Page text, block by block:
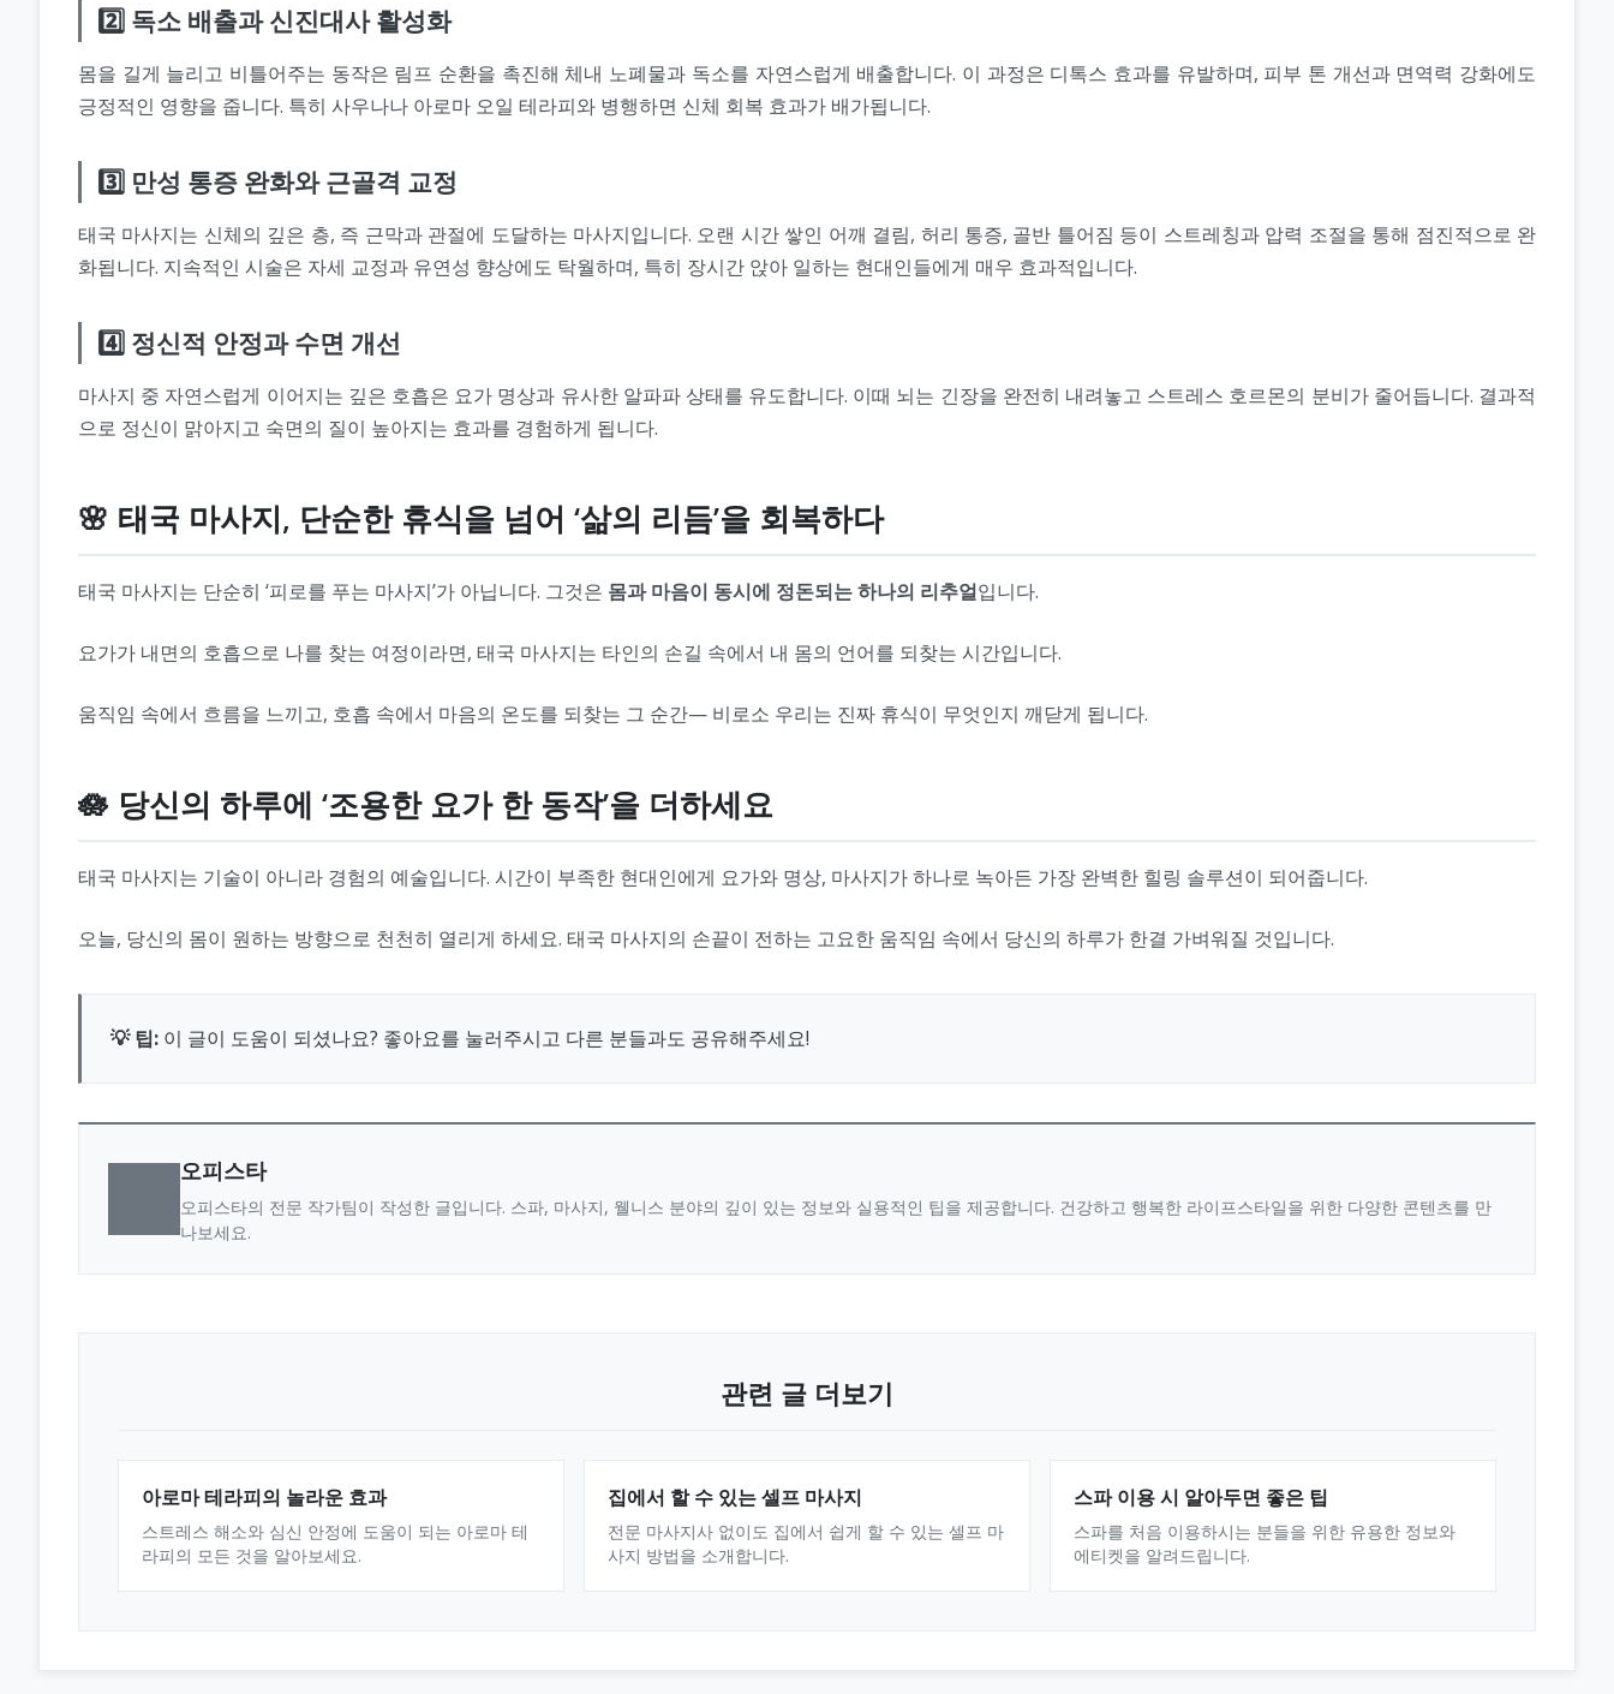
2️⃣ 독소 배출과 신진대사 활성화
몸을 길게 늘리고 비틀어주는 동작은 림프 순환을 촉진해 체내 노폐물과 독소를 자연스럽게 배출합니다. 이 과정은 디톡스 효과를 유발하며, 피부 톤 개선과 면역력 강화에도
긍정적인 영향을 줍니다. 특히 사우나나 아로마 오일 테라피와 병행하면 신체 회복 효과가 배가됩니다.
3️⃣ 만성 통증 완화와 근골격 교정
태국 마사지는 신체의 깊은 층, 즉 근막과 관절에 도달하는 마사지입니다. 오랜 시간 쌓인 어깨 결림, 허리 통증, 골반 틀어짐 등이 스트레칭과 압력 조절을 통해 점진적으로 완
화됩니다. 지속적인 시술은 자세 교정과 유연성 향상에도 탁월하며, 특히 장시간 앉아 일하는 현대인들에게 매우 효과적입니다.
4️⃣ 정신적 안정과 수면 개선
마사지 중 자연스럽게 이어지는 깊은 호흡은 요가 명상과 유사한 알파파 상태를 유도합니다. 이때 뇌는 긴장을 완전히 내려놓고 스트레스 호르몬의 분비가 줄어듭니다. 결과적
으로 정신이 맑아지고 숙면의 질이 높아지는 효과를 경험하게 됩니다.
🌸 태국 마사지, 단순한 휴식을 넘어 ‘삶의 리듬’을 회복하다
태국 마사지는 단순히 ‘피로를 푸는 마사지’가 아닙니다. 그것은 몸과 마음이 동시에 정돈되는 하나의 리추얼입니다.
요가가 내면의 호흡으로 나를 찾는 여정이라면, 태국 마사지는 타인의 손길 속에서 내 몸의 언어를 되찾는 시간입니다.
움직임 속에서 흐름을 느끼고, 호흡 속에서 마음의 온도를 되찾는 그 순간— 비로소 우리는 진짜 휴식이 무엇인지 깨닫게 됩니다.
🪷 당신의 하루에 ‘조용한 요가 한 동작’을 더하세요
태국 마사지는 기술이 아니라 경험의 예술입니다. 시간이 부족한 현대인에게 요가와 명상, 마사지가 하나로 녹아든 가장 완벽한 힐링 솔루션이 되어줍니다.
오늘, 당신의 몸이 원하는 방향으로 천천히 열리게 하세요. 태국 마사지의 손끝이 전하는 고요한 움직임 속에서 당신의 하루가 한결 가벼워질 것입니다.
💡 팁: 이 글이 도움이 되셨나요? 좋아요를 눌러주시고 다른 분들과도 공유해주세요!
오피스타
오피스타의 전문 작가팀이 작성한 글입니다. 스파, 마사지, 웰니스 분야의 깊이 있는 정보와 실용적인 팁을 제공합니다. 건강하고 행복한 라이프스타일을 위한 다양한 콘텐츠를 만
나보세요.
관련 글 더보기
아로마 테라피의 놀라운 효과
스트레스 해소와 심신 안정에 도움이 되는 아로마 테
라피의 모든 것을 알아보세요.
집에서 할 수 있는 셀프 마사지
전문 마사지사 없이도 집에서 쉽게 할 수 있는 셀프 마
사지 방법을 소개합니다.
스파 이용 시 알아두면 좋은 팁
스파를 처음 이용하시는 분들을 위한 유용한 정보와
에티켓을 알려드립니다.